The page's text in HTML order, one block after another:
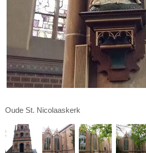
Oude St. Nicolaaskerk